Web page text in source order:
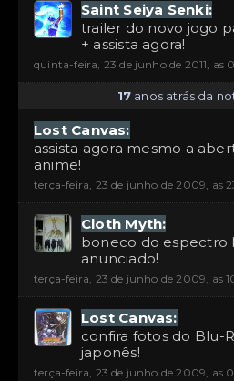
Saint Seiya Senki:
trailer do novo jogo
+ assista agora!
quinta-feira, 23 de junho de 2011,
17anos atrás da
Lost Canvas:
assista agora mesmo a
anime!
terça-feira, 23 de junho de 2009, as
Cloth Myth:
boneco do espectro
anunciado!
terça-feira, 23 de junho de 2009, as
Lost Canvas:
confira fotos do Blu-
japonês!
terça-feira, 23 de junho de 2009, as